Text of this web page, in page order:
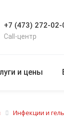
+7 (473) 272-02-
Call-центр
и цены
Инфекции и